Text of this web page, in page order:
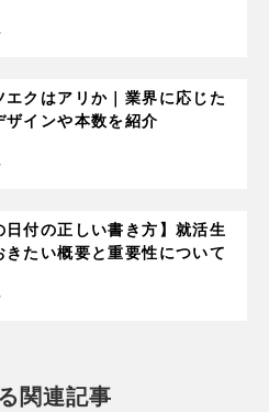
エクはアリか｜業界に応じた
ザインや本数を紹介
日付の正しい書き方】就活生
きたい概要と重要性について
関連記事